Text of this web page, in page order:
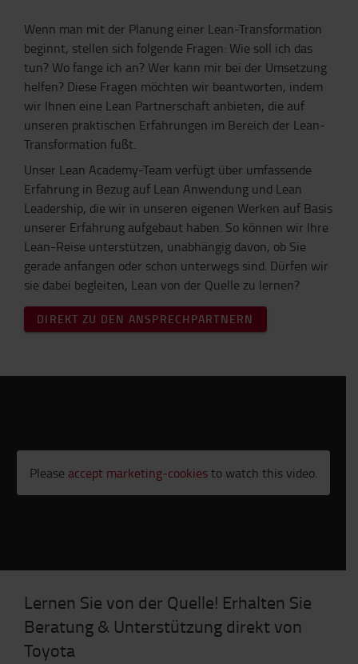
Wenn man mit der Planung einer Lean-Transformation
beginnt, stellen sich folgende Fragen: Wie soll ich das
tun? Wo fange ich an? Wer kann mir bei der Umsetzung
helfen? Diese Fragen möchten wir beantworten, indem
wir Ihnen eine Lean Partnerschaft anbieten, die auf
unseren praktischen Erfahrungen im Bereich der Lean-
Transformation fußt.
Unser Lean Academy-Team verfügt über umfassende
Erfahrung in Bezug auf Lean Anwendung und Lean
Leadership, die wir in unseren eigenen Werken auf Basis
unserer Erfahrung aufgebaut haben. So können wir Ihre
Lean-Reise unterstützen, unabhängig davon, ob Sie
gerade anfangen oder schon unterwegs sind. Dürfen wir
sie dabei begleiten, Lean von der Quelle zu lernen?
DIREKT ZU DEN ANSPRECHPARTNERN
Please accept marketing-cookiesto watch this video.
Lernen Sie von der Quelle! Erhalten Sie
Beratung & Unterstützung direkt von
Toyota